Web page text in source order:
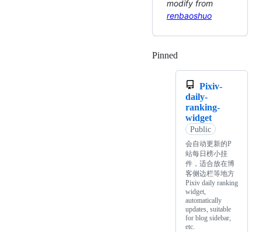
modify from
renbaoshuo
Pinned
Pixiv-
daily-
ranking-
widget
Public
会自动更新的P
站每日榜小挂
件，适合放在博
客侧边栏等地方
Pixiv daily ranking
widget,
automatically
updates, suitable
for blog sidebar,
etc.